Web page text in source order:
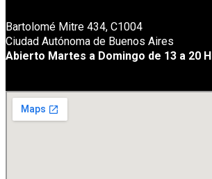
Bartolomé Mitre 434, C1004
Ciudad Autónoma de Buenos Aires
Abierto Martes a Domingo de 13 a 20 H